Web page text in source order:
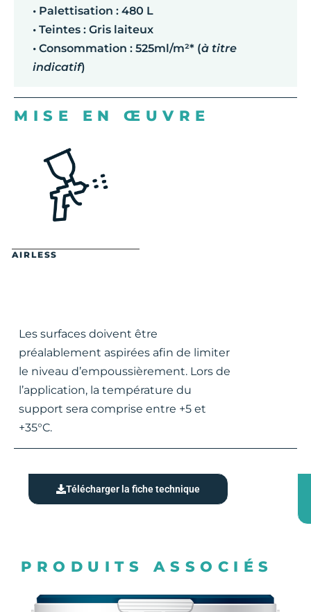
• Palettisation : 480 L
• Teintes : Gris laiteux
• Consommation : 525ml/m²* (à titre
indicatif)
MISE EN ŒUVRE
AIRLESS
Les surfaces doivent être
préalablement aspirées afin de limiter
le niveau d’empoussièrement. Lors de
l’application, la température du
support sera comprise entre +5 et
+35°C.
Télécharger la fiche technique
PRODUITS ASSOCIÉS